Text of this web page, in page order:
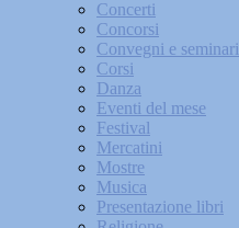
Concerti
Concorsi
Convegni e seminari
Corsi
Danza
Eventi del mese
Festival
Mercatini
Mostre
Musica
Presentazione libri